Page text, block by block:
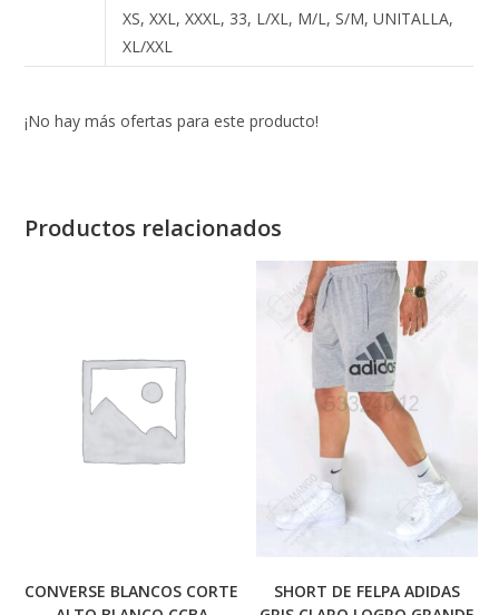
XS, XXL, XXXL, 33, L/XL, M/L, S/M, UNITALLA,
XL/XXL
¡No hay más ofertas para este producto!
Productos relacionados
CONVERSE BLANCOS CORTE
SHORT DE FELPA ADIDAS